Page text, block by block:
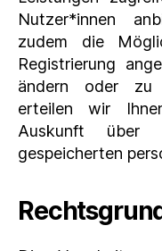
Nutzer*innen
zudem die
Registrierung
ändern oder zu
erteilen wir
Auskunft
gespeicherten